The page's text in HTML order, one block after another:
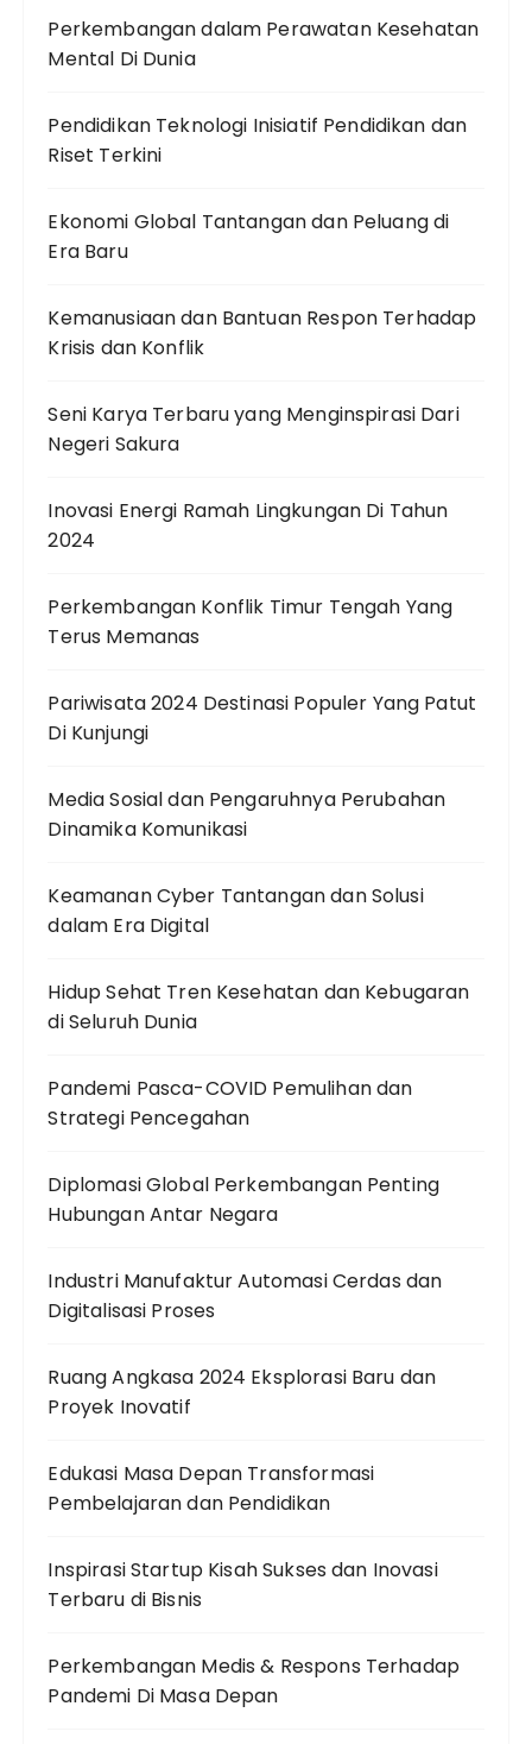
Perkembangan dalam Perawatan Kesehatan
Mental Di Dunia
Pendidikan Teknologi Inisiatif Pendidikan dan
Riset Terkini
Ekonomi Global Tantangan dan Peluang di
Era Baru
Kemanusiaan dan Bantuan Respon Terhadap
Krisis dan Konflik
Seni Karya Terbaru yang Menginspirasi Dari
Negeri Sakura
Inovasi Energi Ramah Lingkungan Di Tahun
2024
Perkembangan Konflik Timur Tengah Yang
Terus Memanas
Pariwisata 2024 Destinasi Populer Yang Patut
Di Kunjungi
Media Sosial dan Pengaruhnya Perubahan
Dinamika Komunikasi
Keamanan Cyber Tantangan dan Solusi
dalam Era Digital
Hidup Sehat Tren Kesehatan dan Kebugaran
di Seluruh Dunia
Pandemi Pasca-COVID Pemulihan dan
Strategi Pencegahan
Diplomasi Global Perkembangan Penting
Hubungan Antar Negara
Industri Manufaktur Automasi Cerdas dan
Digitalisasi Proses
Ruang Angkasa 2024 Eksplorasi Baru dan
Proyek Inovatif
Edukasi Masa Depan Transformasi
Pembelajaran dan Pendidikan
Inspirasi Startup Kisah Sukses dan Inovasi
Terbaru di Bisnis
Perkembangan Medis & Respons Terhadap
Pandemi Di Masa Depan